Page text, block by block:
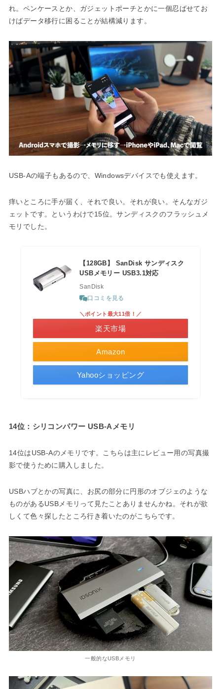
れ。ペンケースとか、ガジェットポーチとかに一個忍ばせてお
けばデータ移行に困ることが結構減ります。
USB-Aの端子もあるので、Windowsデバイスでも使えます。
痒いところに手が届く、それで良い。それが良い。そんなガジ
ェットです。というわけで15位。サンディスクのフラッシュメ
モリでした。
【128GB】 SanDisk サンディスク
USBメモリー USB3.1対応
SanDisk
口コミを見る
Amazon
＼ポイント最大11倍！／
楽天市場
Yahooショッピング
14位：シリコンパワー USB-Aメモリ
14位はUSB-Aのメモリです。こちらは主にレビュー用の写真撮
影で使うために購入しました。
USBハブとかの写真に、お尻の部分に円形のオブジェのような
ものがあるUSBメモリって見たことありませんかね。それが欲
しくて色々探したところ行き着いたのがこちらです。
一般的なUSBメモリ